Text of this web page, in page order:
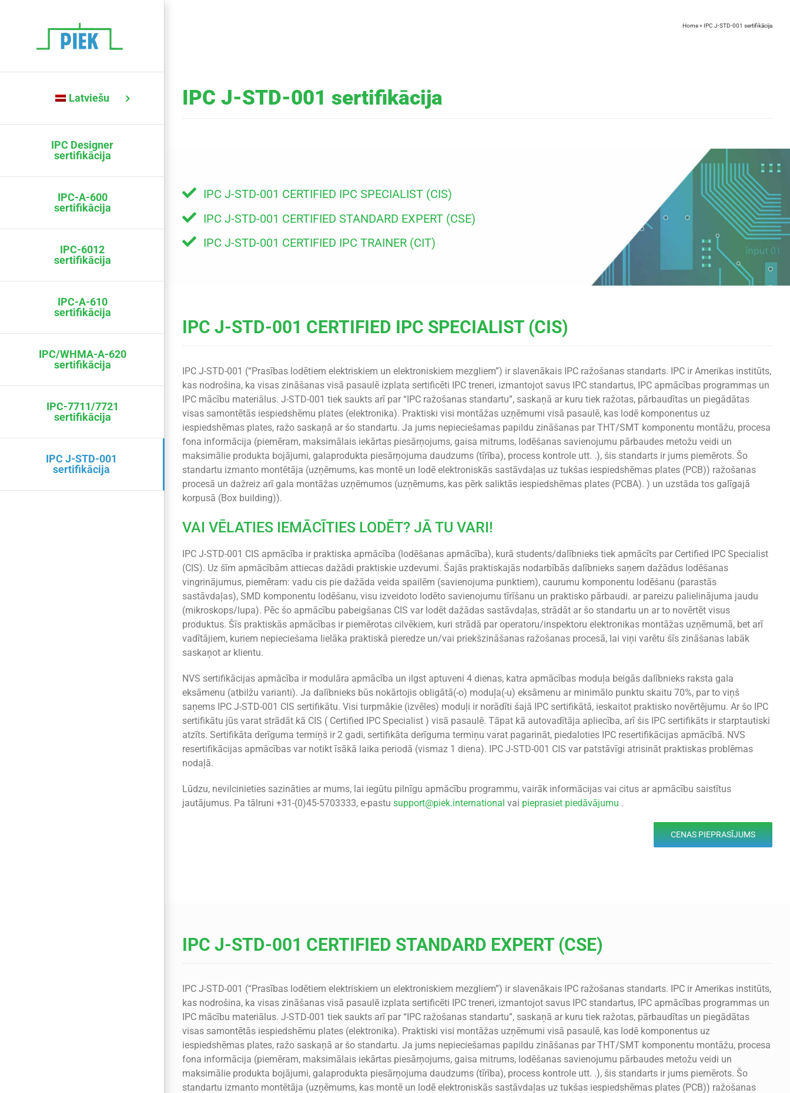
Latviešu
IPC Designer
sertifikācija
IPC-A-600
sertifikācija
IPC-6012
sertifikācija
IPC-A-610
sertifikācija
IPC/WHMA-A-620
sertifikācija
IPC-7711/7721
sertifikācija
IPC J-STD-001
sertifikācija
Home» IPC J-STD-001 sertifikācija
IPC J-STD-001 sertifikācija
IPC J-STD-001 CERTIFIED IPC SPECIALIST (CIS)
IPC J-STD-001 CERTIFIED STANDARD EXPERT (CSE)
IPC J-STD-001 CERTIFIED IPC TRAINER (CIT)
IPC J-STD-001 CERTIFIED IPC SPECIALIST (CIS)
IPC J-STD-001 (“Prasības lodētiem elektriskiem un elektroniskiem mezgliem”) ir slavenākais IPC ražošanas standarts. IPC ir Amerikas institūts,
kas nodrošina, ka visas zināšanas visā pasaulē izplata sertificēti IPC treneri, izmantojot savus IPC standartus, IPC apmācības programmas un
IPC mācību materiālus. J-STD-001 tiek saukts arī par “IPC ražošanas standartu”, saskaņā ar kuru tiek ražotas, pārbaudītas un piegādātas
visas samontētās iespiedshēmu plates (elektronika). Praktiski visi montāžas uzņēmumi visā pasaulē, kas lodē komponentus uz
iespiedshēmas plates, ražo saskaņā ar šo standartu. Ja jums nepieciešamas papildu zināšanas par THT/SMT komponentu montāžu, procesa
fona informācija (piemēram, maksimālais iekārtas piesārņojums, gaisa mitrums, lodēšanas savienojumu pārbaudes metožu veidi un
maksimālie produkta bojājumi, galaprodukta piesārņojuma daudzums (tīrība), process kontrole utt. .), šis standarts ir jums piemērots. Šo
standartu izmanto montētāja (uzņēmums, kas montē un lodē elektroniskās sastāvdaļas uz tukšas iespiedshēmas plates (PCB)) ražošanas
procesā un dažreiz arī gala montāžas uzņēmumos (uzņēmums, kas pērk saliktās iespiedshēmas plates (PCBA). ) un uzstāda tos galīgajā
korpusā (Box building)).
VAI VĒLATIES IEMĀCĪTIES LODĒT? JĀ TU VARI!
IPC J-STD-001 CIS apmācība ir praktiska apmācība (lodēšanas apmācība), kurā students/dalībnieks tiek apmācīts par Certified IPC Specialist
(CIS). Uz šīm apmācībām attiecas dažādi praktiskie uzdevumi. Šajās praktiskajās nodarbībās dalībnieks saņem dažādus lodēšanas
vingrinājumus, piemēram: vadu cis pie dažāda veida spailēm (savienojuma punktiem), caurumu komponentu lodēšanu (parastās
sastāvdaļas), SMD komponentu lodēšanu, visu izveidoto lodēto savienojumu tīrīšanu un praktisko pārbaudi. ar pareizu palielinājuma jaudu
(mikroskops/lupa). Pēc šo apmācību pabeigšanas CIS var lodēt dažādas sastāvdaļas, strādāt ar šo standartu un ar to novērtēt visus
produktus. Šīs praktiskās apmācības ir piemērotas cilvēkiem, kuri strādā par operatoru/inspektoru elektronikas montāžas uzņēmumā, bet arī
vadītājiem, kuriem nepieciešama lielāka praktiskā pieredze un/vai priekšzināšanas ražošanas procesā, lai viņi varētu šīs zināšanas labāk
saskaņot ar klientu.
NVS sertifikācijas apmācība ir modulāra apmācība un ilgst aptuveni 4 dienas, katra apmācības moduļa beigās dalībnieks raksta gala
eksāmenu (atbilžu varianti). Ja dalībnieks būs nokārtojis obligātā(-o) moduļa(-u) eksāmenu ar minimālo punktu skaitu 70%, par to viņš
saņems IPC J-STD-001 CIS sertifikātu. Visi turpmākie (izvēles) moduļi ir norādīti šajā IPC sertifikātā, ieskaitot praktisko novērtējumu. Ar šo IPC
sertifikātu jūs varat strādāt kā CIS ( Certified IPC Specialist ) visā pasaulē. Tāpat kā autovadītāja apliecība, arī šis IPC sertifikāts ir starptautiski
atzīts. Sertifikāta derīguma termiņš ir 2 gadi, sertifikāta derīguma termiņu varat pagarināt, piedaloties IPC resertifikācijas apmācībā. NVS
resertifikācijas apmācības var notikt īsākā laika periodā (vismaz 1 diena). IPC J-STD-001 CIS var patstāvīgi atrisināt praktiskas problēmas
nodaļā.
Lūdzu, nevilcinieties sazināties ar mums, lai iegūtu pilnīgu apmācību programmu, vairāk informācijas vai citus ar apmācību saistītus
jautājumus. Pa tālruni +31-(0)45-5703333, e-pastu support@piek.international vai pieprasiet piedāvājumu .
CENAS PIEPRASĪJUMS
IPC J-STD-001 CERTIFIED STANDARD EXPERT (CSE)
IPC J-STD-001 (“Prasības lodētiem elektriskiem un elektroniskiem mezgliem”) ir slavenākais IPC ražošanas standarts. IPC ir Amerikas institūts,
kas nodrošina, ka visas zināšanas visā pasaulē izplata sertificēti IPC treneri, izmantojot savus IPC standartus, IPC apmācības programmas un
IPC mācību materiālus. J-STD-001 tiek saukts arī par “IPC ražošanas standartu”, saskaņā ar kuru tiek ražotas, pārbaudītas un piegādātas
visas samontētās iespiedshēmu plates (elektronika). Praktiski visi montāžas uzņēmumi visā pasaulē, kas lodē komponentus uz
iespiedshēmas plates, ražo saskaņā ar šo standartu. Ja jums nepieciešamas papildu zināšanas par THT/SMT komponentu montāžu, procesa
fona informācija (piemēram, maksimālais iekārtas piesārņojums, gaisa mitrums, lodēšanas savienojumu pārbaudes metožu veidi un
maksimālie produkta bojājumi, galaprodukta piesārņojuma daudzums (tīrība), process kontrole utt. .), šis standarts ir jums piemērots. Šo
standartu izmanto montētāja (uzņēmums, kas montē un lodē elektroniskās sastāvdaļas uz tukšas iespiedshēmas plates (PCB)) ražošanas